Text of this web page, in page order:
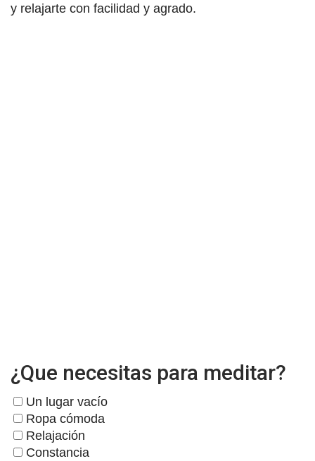
y relajarte con facilidad y agrado.
¿Que necesitas para meditar?
Un lugar vacío
Ropa cómoda
Relajación
Constancia